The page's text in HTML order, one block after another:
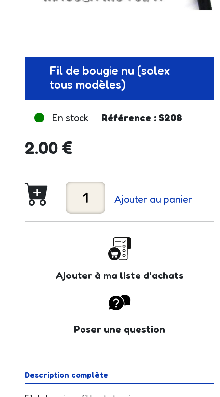
Fil de bougie nu (solex
tous modèles)
En stock Référence : S208
2.00 €
Ajouter au panier
Ajouter à ma liste d'achats
Poser une question
Description complète